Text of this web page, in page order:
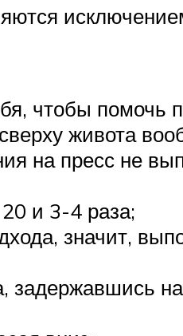
чтобы помочь
живота
на пресс не
и 3-4 раза;
значит,
задержавшись